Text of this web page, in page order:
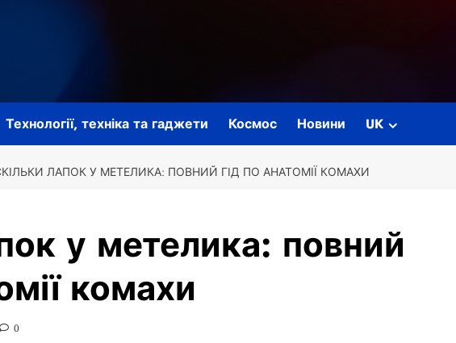
Технології, техніка та гаджети Космос Новини UK
ЛАПОК У МЕТЕЛИКА: ПОВНИЙ ГІД ПО АНАТОМІЇ КОМАХИ
у метелика: повний
комахи
0